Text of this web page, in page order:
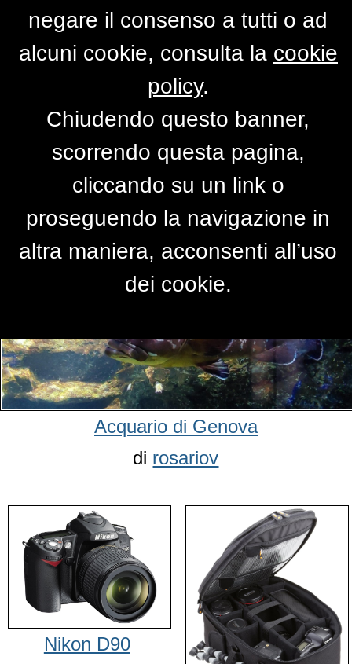
Per accedere alla versione completa del
clicca qui
PRIMO PIANO
Acquario di Genova
di rosariov
Nikon D90
negare il consenso a tutti o ad
alcuni cookie, consulta la cookie
policy.
Chiudendo questo banner,
scorrendo questa pagina,
cliccando su un link o
proseguendo la navigazione in
altra maniera, acconsenti all’uso
dei cookie.